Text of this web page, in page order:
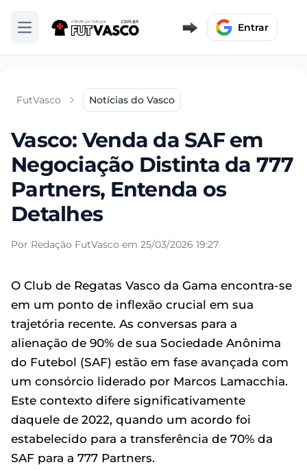
Abrir menu Entrar
FutVasco Notícias do Vasco
Vasco: Venda da SAF em
Negociação Distinta da 777
Partners, Entenda os
Detalhes
Por Redação FutVasco em 25/03/2026 19:27
O Club de Regatas Vasco da Gama encontra-se
em um ponto de inflexão crucial em sua
trajetória recente. As conversas para a
alienação de 90% de sua Sociedade Anônima
do Futebol (SAF) estão em fase avançada com
um consórcio liderado por Marcos Lamacchia.
Este contexto difere significativamente
daquele de 2022, quando um acordo foi
estabelecido para a transferência de 70% da
SAF para a 777 Partners.